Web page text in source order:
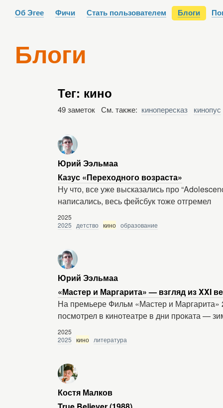
Об Эгее Фичи Стать пользователем Блоги
Блоги
Тег: кино
49 заметок См. также: кинопересказ кинопус
Юрий Ээльмаа
Казус «Переходного возраста»
Ну что, все уже высказались про
написались, весь фейсбук тоже отгремел
2025
2025
детство кино образование
Юрий Ээльмаа
«Мастер и Маргарита» — взгляд из XXI
На премьере Фильм «Мастер и
посмотрел в кинотеатре в дни проката —
2025
2025 кино литература
Костя Малков